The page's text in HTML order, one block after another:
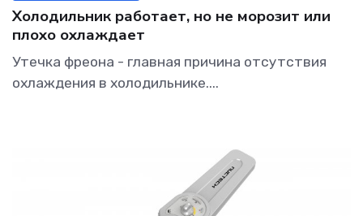
Холодильник работает, но не морозит или
плохо охлаждает
Утечка фреона - главная причина отсутствия
охлаждения в холодильнике....